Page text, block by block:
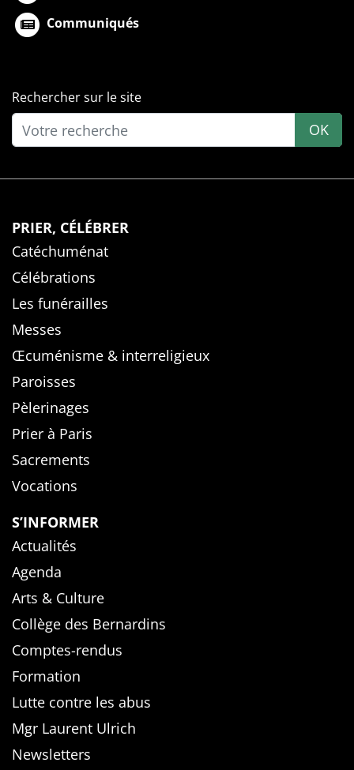
Communiqués
Rechercher sur le site
OK
PRIER, CÉLÉBRER
Catéchuménat
Célébrations
Les funérailles
Messes
Œcuménisme & interreligieux
Paroisses
Pèlerinages
Prier à Paris
Sacrements
Vocations
S’INFORMER
Actualités
Agenda
Arts & Culture
Collège des Bernardins
Comptes-rendus
Formation
Lutte contre les abus
Mgr Laurent Ulrich
Newsletters